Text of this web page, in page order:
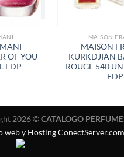
OF YOU
EDP
MAISON
MAISON
KURKDJIAN
ROUGE 540
EDP
2026 ©CATALOGO
web y Hosting ConectServer.com